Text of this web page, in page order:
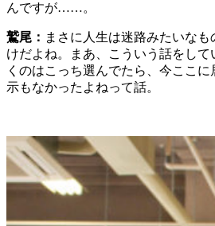
んですが……。
鷲尾： まさに人生は迷路みたいな
けだよね。まあ、こういう話をし
くのはこっち選んでたら、今ここ
示もなかったよねって話。